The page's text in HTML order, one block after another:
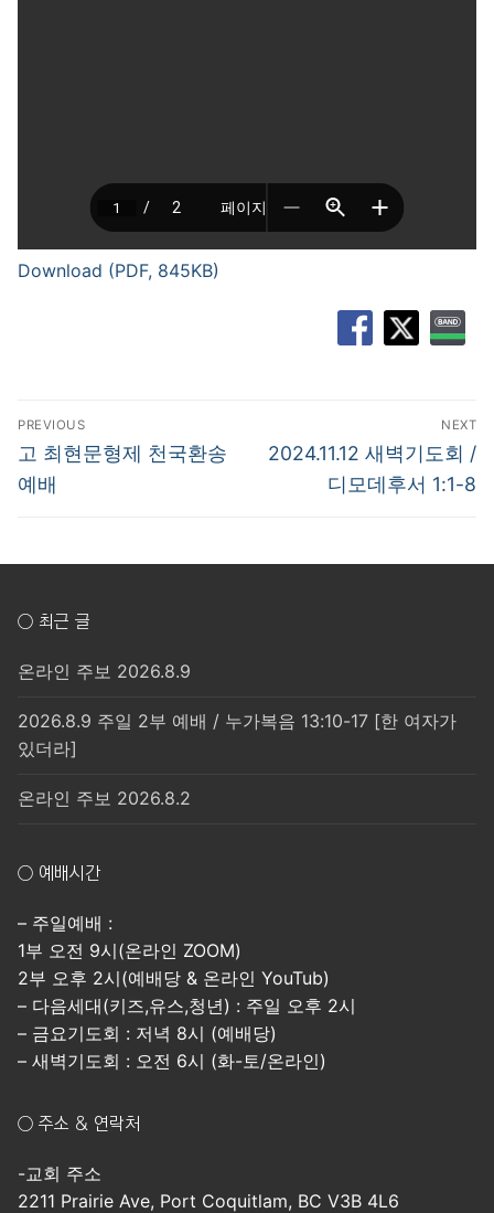
Download (PDF, 845KB)
글
탐
색
PREVIOUS
Previous
post:
고 최현문형제 천국환송
예배
NEXT
Next
2024.11.12 새벽기도회 /
디모데후서 1:1-8
○ 최근 글
온라인 주보 2026.8.9
2026.8.9 주일 2부 예배 / 누가복음 13:10-17 [한 여자가
있더라]
온라인 주보 2026.8.2
○ 예배시간
– 주일예배 :
1부 오전 9시(온라인 ZOOM)
2부 오후 2시(예배당 & 온라인 YouTub)
– 다음세대(키즈,유스,청년) : 주일 오후 2시
– 금요기도회 : 저녁 8시 (예배당)
– 새벽기도회 : 오전 6시 (화-토/온라인)
○ 주소 & 연락처
-교회 주소
2211 Prairie Ave, Port Coquitlam, BC V3B 4L6